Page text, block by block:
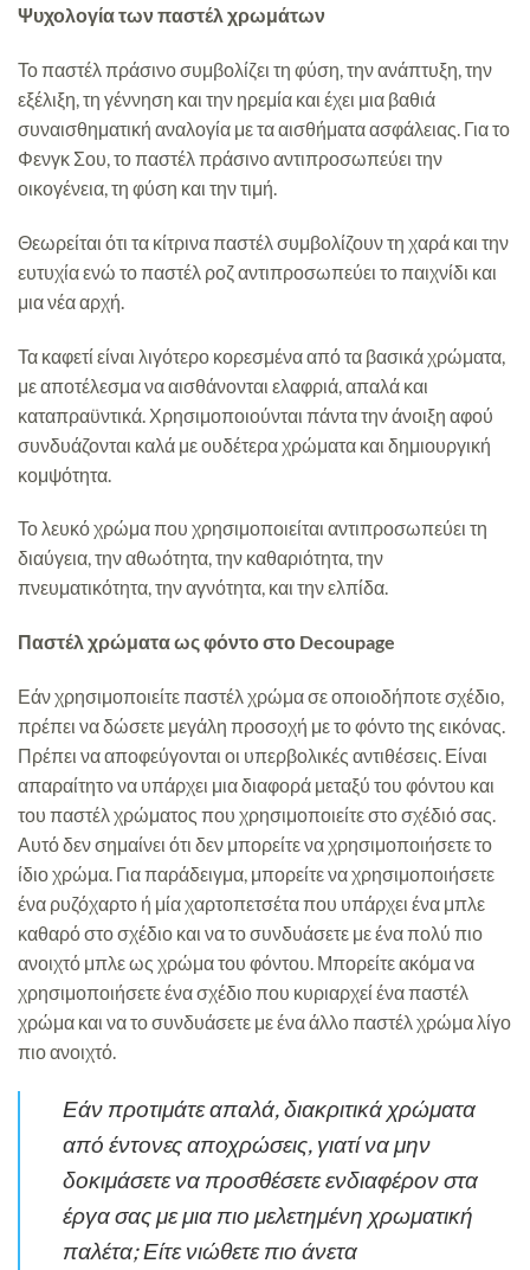
Ψυχολογία των παστέλ χρωμάτων
Το παστέλ πράσινο συμβολίζει τη φύση, την ανάπτυξη, την
εξέλιξη, τη γέννηση και την ηρεμία και έχει μια βαθιά
συναισθηματική αναλογία με τα αισθήματα ασφάλειας. Για το
Φενγκ Σου, το παστέλ πράσινο αντιπροσωπεύει την
οικογένεια, τη φύση και την τιμή.
Θεωρείται ότι τα κίτρινα παστέλ συμβολίζουν τη χαρά και την
ευτυχία ενώ το παστέλ ροζ αντιπροσωπεύει το παιχνίδι και
μια νέα αρχή.
Τα καφετί είναι λιγότερο κορεσμένα από τα βασικά χρώματα,
με αποτέλεσμα να αισθάνονται ελαφριά, απαλά και
καταπραϋντικά. Χρησιμοποιούνται πάντα την άνοιξη αφού
συνδυάζονται καλά με ουδέτερα χρώματα και δημιουργική
κομψότητα.
Το λευκό χρώμα που χρησιμοποιείται αντιπροσωπεύει τη
διαύγεια, την αθωότητα, την καθαριότητα, την
πνευματικότητα, την αγνότητα, και την ελπίδα.
Παστέλ χρώματα ως φόντο στο Decoupage
Εάν χρησιμοποιείτε παστέλ χρώμα σε οποιοδήποτε σχέδιο,
πρέπει να δώσετε μεγάλη προσοχή με το φόντο της εικόνας.
Πρέπει να αποφεύγονται οι υπερβολικές αντιθέσεις. Είναι
απαραίτητο να υπάρχει μια διαφορά μεταξύ του φόντου και
του παστέλ χρώματος που χρησιμοποιείτε στο σχέδιό σας.
Αυτό δεν σημαίνει ότι δεν μπορείτε να χρησιμοποιήσετε το
ίδιο χρώμα. Για παράδειγμα, μπορείτε να χρησιμοποιήσετε
ένα ρυζόχαρτο ή μία χαρτοπετσέτα που υπάρχει ένα μπλε
καθαρό στο σχέδιο και να το συνδυάσετε με ένα πολύ πιο
ανοιχτό μπλε ως χρώμα του φόντου. Μπορείτε ακόμα να
χρησιμοποιήσετε ένα σχέδιο που κυριαρχεί ένα παστέλ
χρώμα και να το συνδυάσετε με ένα άλλο παστέλ χρώμα λίγο
πιο ανοιχτό.
Εάν προτιμάτε απαλά, διακριτικά χρώματα
από έντονες αποχρώσεις, γιατί να μην
δοκιμάσετε να προσθέσετε ενδιαφέρον στα
έργα σας με μια πιο μελετημένη χρωματική
παλέτα; Είτε νιώθετε πιο άνετα